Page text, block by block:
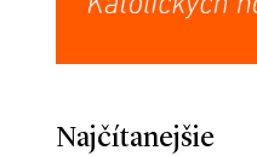
Najčítanejšie